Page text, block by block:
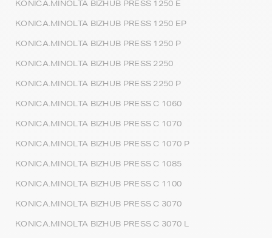
KONICA.MINOLTA BIZHUB PRESS 1250 E
KONICA.MINOLTA BIZHUB PRESS 1250 EP
KONICA.MINOLTA BIZHUB PRESS 1250 P
KONICA.MINOLTA BIZHUB PRESS 2250
KONICA.MINOLTA BIZHUB PRESS 2250 P
KONICA.MINOLTA BIZHUB PRESS C 1060
KONICA.MINOLTA BIZHUB PRESS C 1070
KONICA.MINOLTA BIZHUB PRESS C 1070 P
KONICA.MINOLTA BIZHUB PRESS C 1085
KONICA.MINOLTA BIZHUB PRESS C 1100
KONICA.MINOLTA BIZHUB PRESS C 3070
KONICA.MINOLTA BIZHUB PRESS C 3070 L